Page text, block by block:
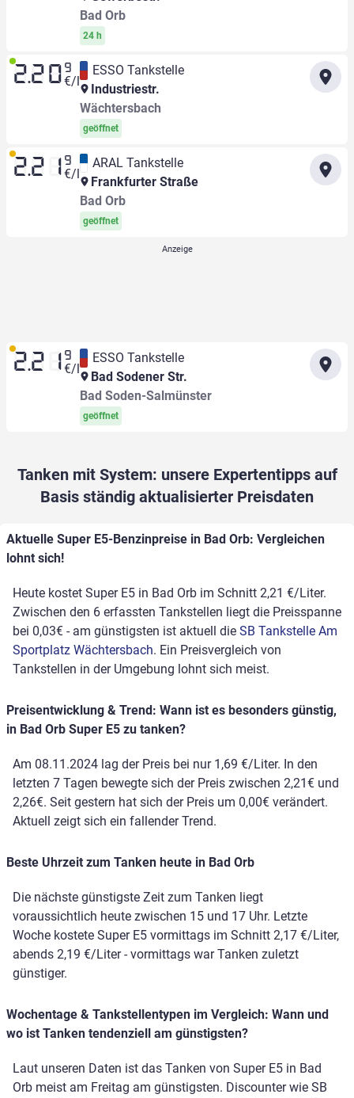
Bad Orb
24 h
2.20 9
€/l
ESSO Tankstelle
Industriestr.
Wächtersbach
geöffnet
2.21 9
€/l
ARAL Tankstelle
Frankfurter Straße
Bad Orb
geöffnet
2.21 9
€/l
ESSO Tankstelle
Bad Sodener Str.
Bad Soden-Salmünster
geöffnet
Tanken mit System: unsere Expertentipps auf
Basis ständig aktualisierter Preisdaten
Aktuelle Super E5-Benzinpreise in Bad Orb: Vergleichen
lohnt sich!
Heute kostet Super E5 in Bad Orb im Schnitt 2,21 €/Liter.
Zwischen den 6 erfassten Tankstellen liegt die Preisspanne
bei 0,03€ - am günstigsten ist aktuell die SB Tankstelle Am
Sportplatz Wächtersbach. Ein Preisvergleich von
Tankstellen in der Umgebung lohnt sich meist.
Preisentwicklung & Trend: Wann ist es besonders günstig,
in Bad Orb Super E5 zu tanken?
Am 08.11.2024 lag der Preis bei nur 1,69 €/Liter. In den
letzten 7 Tagen bewegte sich der Preis zwischen 2,21€ und
2,26€. Seit gestern hat sich der Preis um 0,00€ verändert.
Aktuell zeigt sich ein fallender Trend.
Beste Uhrzeit zum Tanken heute in Bad Orb
Die nächste günstigste Zeit zum Tanken liegt
voraussichtlich heute zwischen 15 und 17 Uhr. Letzte
Woche kostete Super E5 vormittags im Schnitt 2,17 €/Liter,
abends 2,19 €/Liter - vormittags war Tanken zuletzt
günstiger.
Wochentage & Tankstellentypen im Vergleich: Wann und
wo ist Tanken tendenziell am günstigsten?
Laut unseren Daten ist das Tanken von Super E5 in Bad
Orb meist am Freitag am günstigsten. Discounter wie SB